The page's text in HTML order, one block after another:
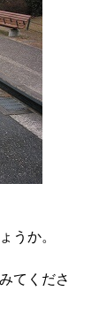
うか。
てくださ